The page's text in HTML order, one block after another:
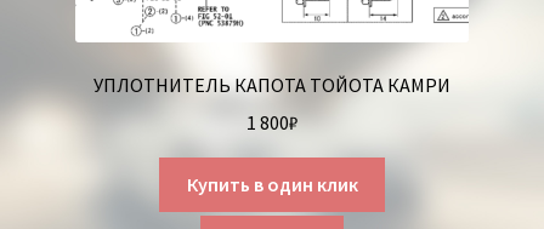
УПЛОТНИТЕЛЬ КАПОТА ТОЙОТА КАМРИ
1 800₽
Купить в один клик